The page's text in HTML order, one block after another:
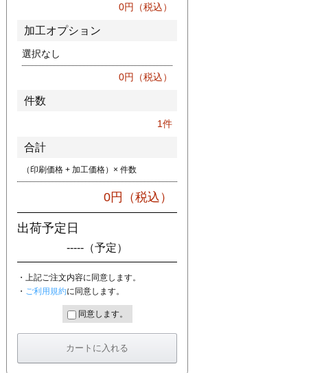
0円（税込）
加工オプション
選択なし
0円（税込）
件数
1件
合計
（印刷価格 + 加工価格）× 件数
0円（税込）
出荷予定日
----- （予定）
・上記ご注文内容に同意します。
・ ご利用規約に同意します。
同意します。